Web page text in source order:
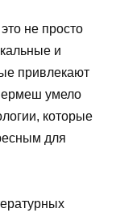
не просто
и
привлекают
умело
которые
для